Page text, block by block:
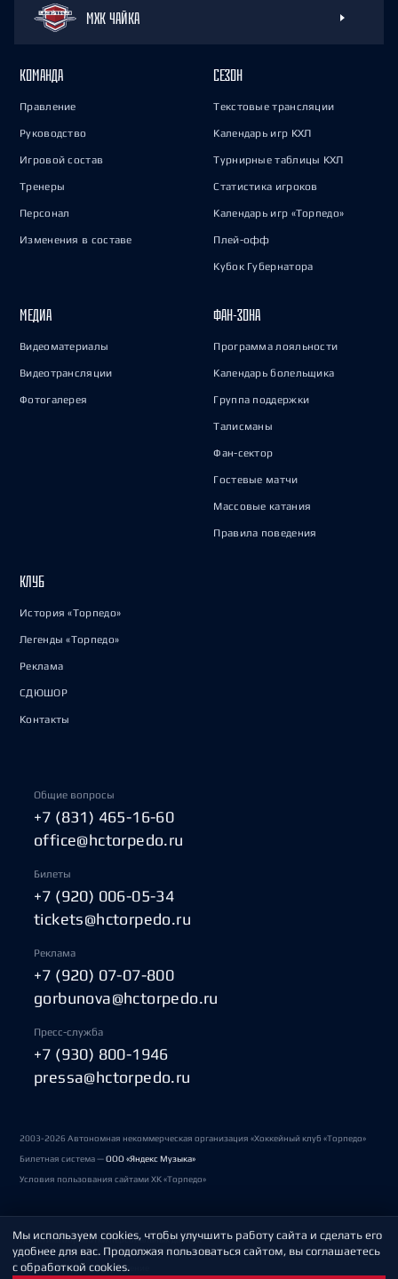
МХК ЧАЙКА
КОМАНДА
Правление
Руководство
Игровой состав
Тренеры
Персонал
Изменения в составе
СЕЗОН
Текстовые трансляции
Календарь игр КХЛ
Турнирные таблицы КХЛ
Статистика игроков
Календарь игр «Торпедо»
Плей-офф
Кубок Губернатора
МЕДИА
Видеоматериалы
Видеотрансляции
Фотогалерея
ФАН-ЗОНА
Программа лояльности
Календарь болельщика
Группа поддержки
Талисманы
Фан-сектор
Гостевые матчи
Массовые катания
Правила поведения
КЛУБ
История «Торпедо»
Легенды «Торпедо»
Реклама
СДЮШОР
Контакты
Общие вопросы
+7 (831) 465-16-60
office@hctorpedo.ru
Билеты
+7 (920) 006-05-34
tickets@hctorpedo.ru
Реклама
+7 (920) 07-07-800
gorbunova@hctorpedo.ru
Пресс-служба
+7 (930) 800-1946
pressa@hctorpedo.ru
2003-2026 Автономная некоммерческая организация «Хоккейный клуб «Торпедо»
Билетная система —ООО «Яндекс Музыка»
Условия пользования сайтами ХК «Торпедо»
Политика обработки персональных данных
Пользовательское соглашение
Мы используем cookies, чтобы улучшить работу сайта и сделать его
удобнее для вас. Продолжая пользоваться сайтом, вы соглашаетесь
с обработкой cookies.